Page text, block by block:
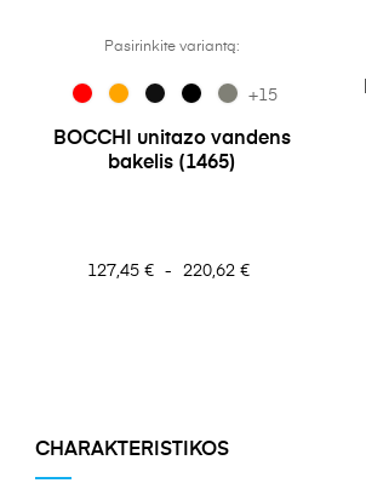
Pasirinkite variantą:
+15
BOCCHI unitazo vandens
bakelis (1465)
Kaina
127,45 € - 220,62 €
CHARAKTERISTIKOS